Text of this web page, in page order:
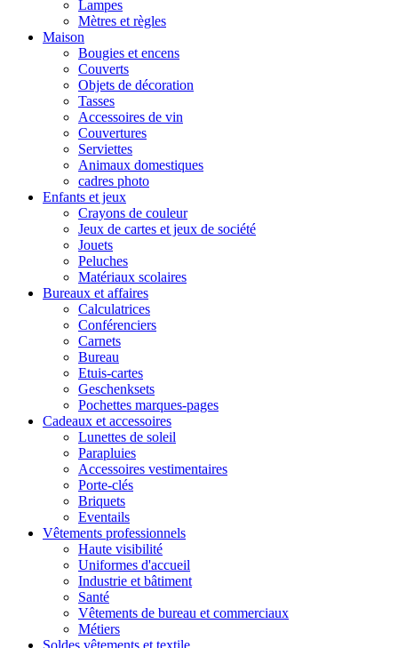
Lampes
Mètres et règles
Maison
Bougies et encens
Couverts
Objets de décoration
Tasses
Accessoires de vin
Couvertures
Serviettes
Animaux domestiques
cadres photo
Enfants et jeux
Crayons de couleur
Jeux de cartes et jeux de société
Jouets
Peluches
Matériaux scolaires
Bureaux et affaires
Calculatrices
Conférenciers
Carnets
Bureau
Etuis-cartes
Geschenksets
Pochettes marques-pages
Cadeaux et accessoires
Lunettes de soleil
Parapluies
Accessoires vestimentaires
Porte-clés
Briquets
Eventails
Vêtements professionnels
Haute visibilité
Uniformes d'accueil
Industrie et bâtiment
Santé
Vêtements de bureau et commerciaux
Métiers
Soldes vêtements et textile